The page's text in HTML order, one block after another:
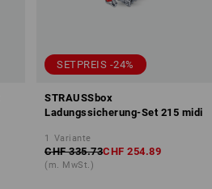
SETPREIS -24%
STRAUSSbox
Ladungssicherung-Set 215 midi
1 Variante
CHF 335.73CHF 254.89
(m. MwSt.)